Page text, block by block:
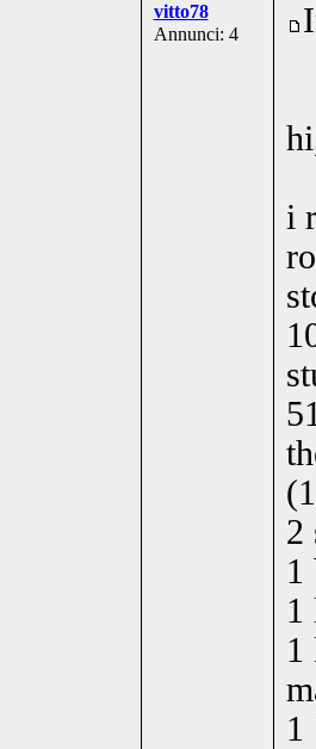
vitto78
Annunci: 4
i
2
1
1
1
1